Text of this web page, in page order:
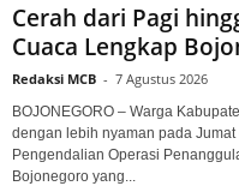
Cerah dari Pagi
Cuaca Lengkap
Redaksi MCB - 7 Agustus 2026
BOJONEGORO – Warga
dengan lebih nyaman pada
Pengendalian Operasi
Bojonegoro yang...